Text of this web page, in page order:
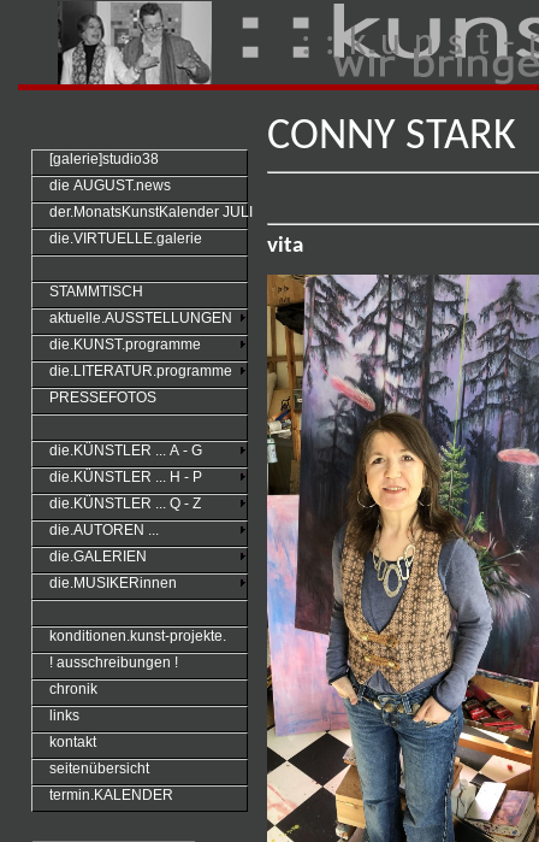
: : k u n s t -
[galerie]studio38
die AUGUST.news
der.MonatsKunstKalender JULI
die.VIRTUELLE.galerie
STAMMTISCH
aktuelle.AUSSTELLUNGEN
die.KUNST.programme
die.LITERATUR.programme
PRESSEFOTOS
die.KÜNSTLER ... A - G
die.KÜNSTLER ... H - P
die.KÜNSTLER ... Q - Z
die.AUTOREN ...
die.GALERIEN
die.MUSIKERinnen
konditionen.kunst-projekte.
! ausschreibungen !
chronik
links
kontakt
seitenübersicht
termin.KALENDER
CONNY STARK
vita